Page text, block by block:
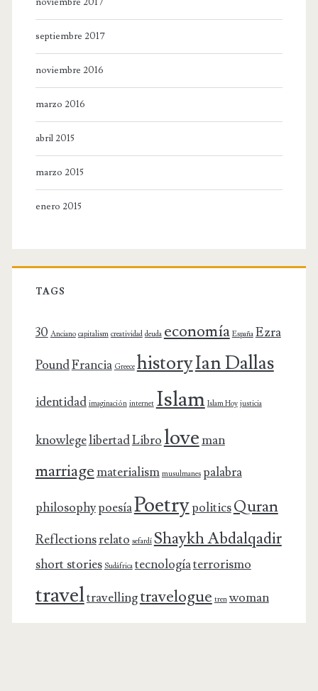
septiembre 2017
noviembre 2016
marzo 2016
abril 2015
marzo 2015
enero 2015
TAGS
30 Anciano capitalism creatividad deuda economía España Ezra
PoundFrancia Greece historyIan Dallas
identidad imaginación internet Islam Islam Hoy justicia
knowlegelibertadLibrolove man
marriage materialism musulmanes palabra
philosophypoesíaPoetrypoliticsQuran
Reflectionsrelato sefardí Shaykh Abdalqadir
short stories Sudáfrica tecnologíaterrorismo
traveltravellingtravelogue tren woman